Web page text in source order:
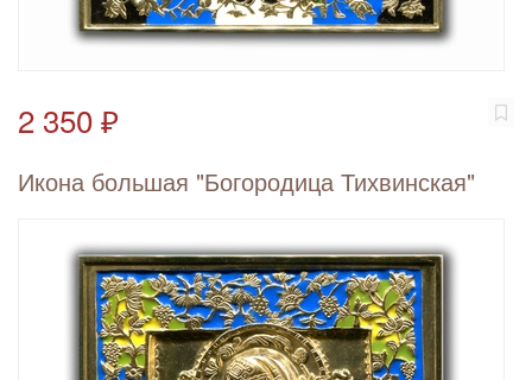
2 350 ₽
Икона большая "Богородица Тихвинская"